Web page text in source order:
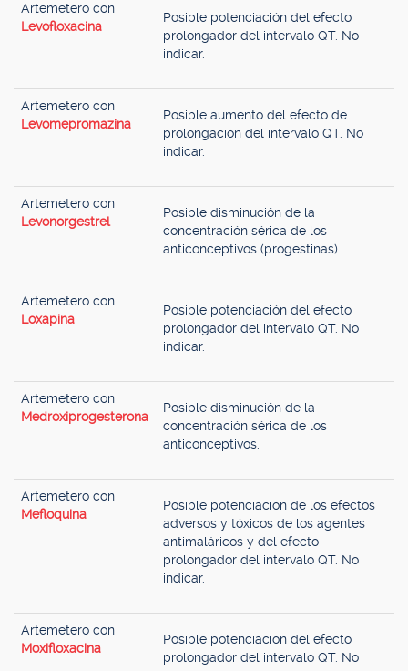
Artemetero con
Levofloxacina
Posible potenciación del efecto
prolongador del intervalo QT. No
indicar.
Artemetero con
Levomepromazina
Posible aumento del efecto de
prolongación del intervalo QT. No
indicar.
Artemetero con
Levonorgestrel
Posible disminución de la
concentración sérica de los
anticonceptivos (progestinas).
Artemetero con
Loxapina
Posible potenciación del efecto
prolongador del intervalo QT. No
indicar.
Artemetero con
Medroxiprogesterona
Posible disminución de la
concentración sérica de los
anticonceptivos.
Artemetero con
Mefloquina
Posible potenciación de los efectos
adversos y tóxicos de los agentes
antimaláricos y del efecto
prolongador del intervalo QT. No
indicar.
Artemetero con
Moxifloxacina
Posible potenciación del efecto
prolongador del intervalo QT. No